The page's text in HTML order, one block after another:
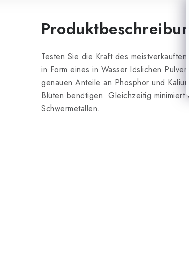
Testen Sie die Kraft des
in Form eines in Wasser löslichen
genauen Anteile an Phosphor und
Blüten benötigen. Gleichzeitig minimiert
Schwermetallen.